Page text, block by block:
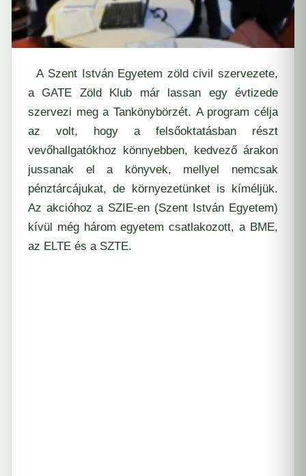
A Szent István Egyetem zöld civil szervezete,
a GATE Zöld Klub már lassan egy évtizede
szervezi meg a Tankönybörzét. A program célja
az volt, hogy a felsőoktatásban részt
vevőhallgatókhoz könnyebben, kedvező árakon
jussanak el a könyvek, mellyel nemcsak
pénztárcájukat, de környezetünket is kíméljük.
Az akcióhoz a SZIE-en (Szent István Egyetem)
kívül még három egyetem csatlakozott, a BME,
az ELTE és a SZTE.